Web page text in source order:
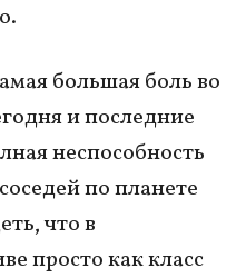
большая боль во
и последние
неспособность
по планете
что в
просто как класс